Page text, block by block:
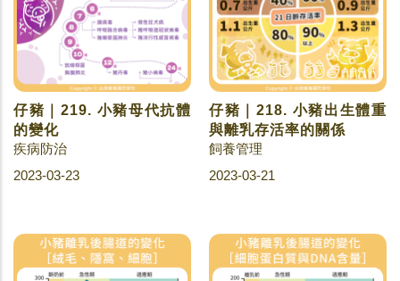
仔豬｜219. 小豬母代抗體
的變化
疾病防治
2023-03-23
仔豬｜218. 小豬出生體重
與離乳存活率的關係
飼養管理
2023-03-21